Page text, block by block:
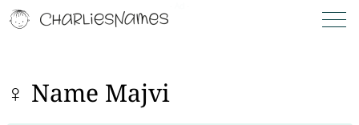
♀ Name Majvi